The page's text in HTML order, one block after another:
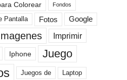
Colorear Fondos
Pantalla Fotos Google
Imprimir
Iphone Juego
Juegos de Laptop